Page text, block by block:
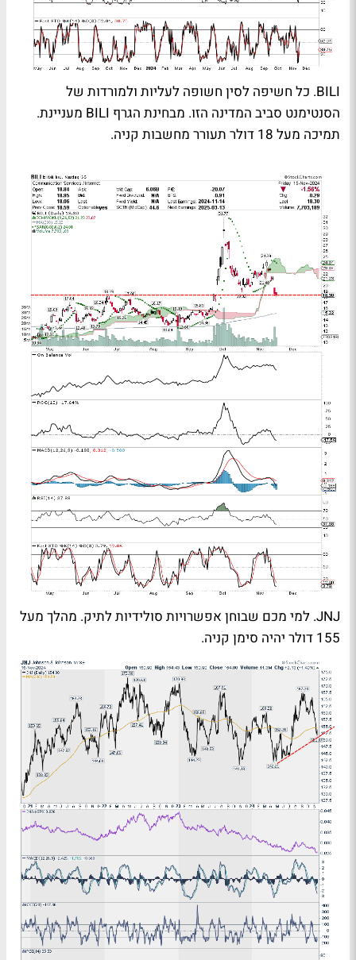
BILI. כל חשיפה לסין חשופה לעליות ולמורדות של
הסנטימנט סביב המדינה הזו. מבחינת הגרף BILI מעניינת.
תמיכה מעל 18 דולר תעורר מחשבות קניה.
JNJ. למי מכם שבוחן אפשרויות סולידיות לתיק. מהלך מעל
155 דולר יהיה סימן קניה.